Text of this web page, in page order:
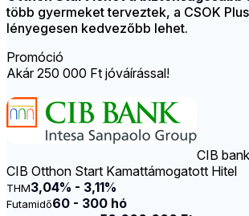
több gyermeket terveztek, a CSOK
lényegesen kedvezőbb lehet.
Promóció
Akár 250 000 Ft jóváírással!
CIB bank
CIB Otthon Start Kamattámogatott Hitel
THM3,04% - 3,11%
Futamidő60 - 300 hó